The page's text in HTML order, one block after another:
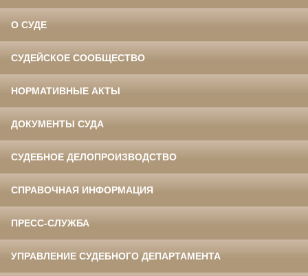
О СУДЕ
СУДЕЙСКОЕ СООБЩЕСТВО
НОРМАТИВНЫЕ АКТЫ
ДОКУМЕНТЫ СУДА
СУДЕБНОЕ ДЕЛОПРОИЗВОДСТВО
СПРАВОЧНАЯ ИНФОРМАЦИЯ
ПРЕСС-СЛУЖБА
УПРАВЛЕНИЕ СУДЕБНОГО ДЕПАРТАМЕНТА